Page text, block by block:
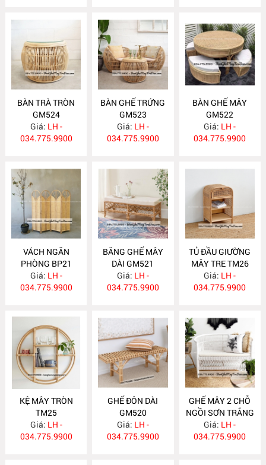
BÀN TRÀ TRÒN
GM524
Giá: LH -
034.775.9900
BÀN GHẾ TRỨNG
GM523
Giá: LH -
034.775.9900
BÀN GHẾ MÂY
GM522
Giá: LH -
034.775.9900
VÁCH NGĂN
PHÒNG BP21
Giá: LH -
034.775.9900
BĂNG GHẾ MÂY
DÀI GM521
Giá: LH -
034.775.9900
TỦ ĐẦU GIƯỜNG
MÂY TRE TM26
Giá: LH -
034.775.9900
KỆ MÂY TRÒN
TM25
Giá: LH -
034.775.9900
GHẾ ĐÔN DÀI
GM520
Giá: LH -
034.775.9900
GHẾ MÂY 2 CHỖ
NGỒI SƠN TRẮNG
GM519
Giá: LH -
034.775.9900